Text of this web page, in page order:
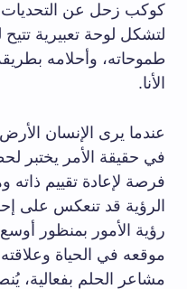
كوكب زحل عن التحديات
لتشكل لوحة تعبيرية
طموحاته، وأحلامه
الأنا.
عندما يرى الإنسان
في حقيقة الأمر يختبر
فرصة لإعادة تقييم
الرؤية قد تنعكس على
رؤية الأمور بمنظور
موقعه في الحياة
مشاعر الحلم بفعالية،